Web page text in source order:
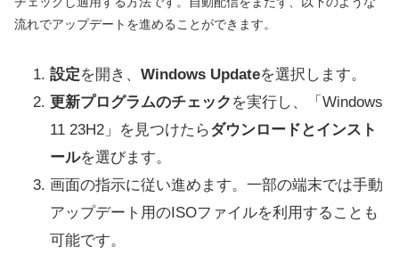
流れでアップデートを進めることができます。
設定を開き、 Windows Updateを選択します。
更新プログラムのチェック を実行し、「Windows
11 23H2」を見つけたらダウンロードとインスト
ールを選びます。
画面の指示に従い進めます。一部の端末では手動
アップデート用のISOファイルを利用することも
可能です。